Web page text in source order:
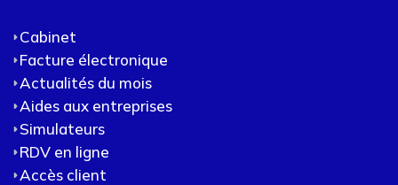
Cabinet
Facture électronique
Actualités du mois
Aides aux entreprises
Simulateurs
RDV en ligne
Accès client